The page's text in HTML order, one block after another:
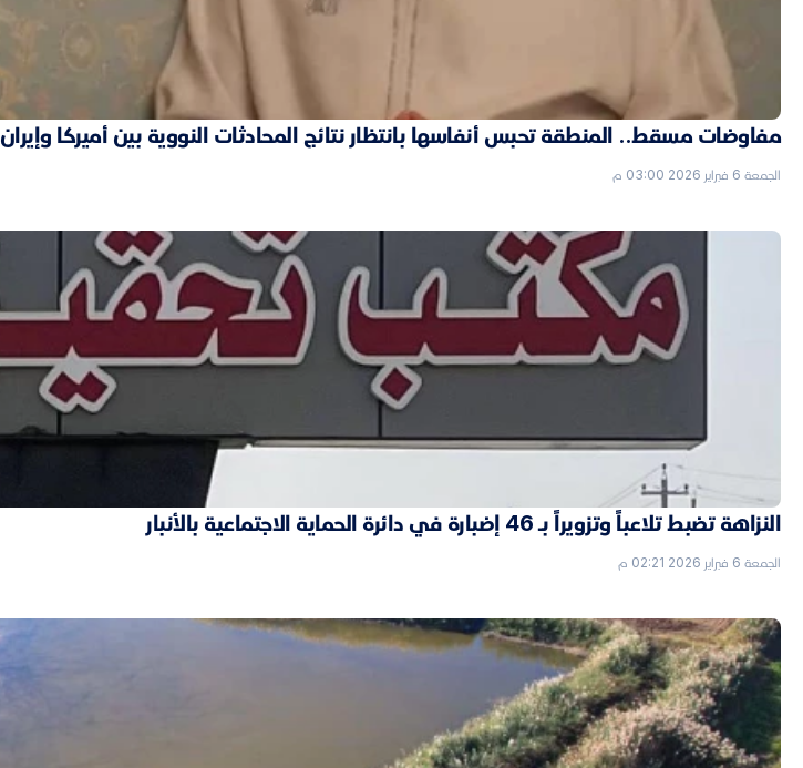
مفاوضات مسقط.. المنطقة تحبس أنفاسها بانتظار نتائج المحادثات النووية بين أميركا وإيران
الجمعة 6 فبراير 2026 03:00 م
النزاهة تضبط تلاعباً وتزويراً بـ 46 إضبارة في دائرة الحماية الاجتماعية بالأنبار
الجمعة 6 فبراير 2026 02:21 م